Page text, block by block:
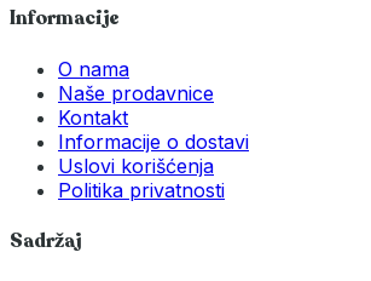
Informacije
O nama
Naše prodavnice
Kontakt
Informacije o dostavi
Uslovi korišćenja
Politika privatnosti
Sadržaj